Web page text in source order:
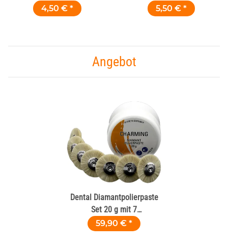
Metallkern für
Metallbearbeitung
4,50 € *
Holzkern für
Metallbearbeitung
5,50 € *
Angebot
Dental Diamantpolierpaste
Set 20 g mit 7
Ziegenhaarbürsten
59,90 € *